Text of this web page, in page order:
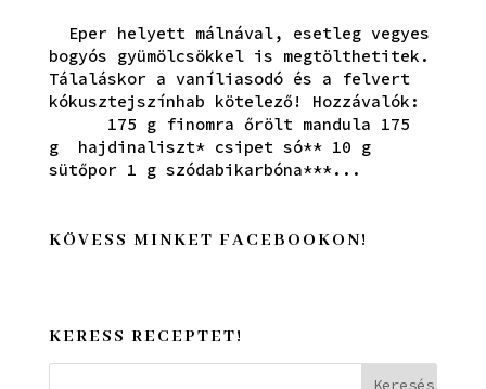
Eper helyett málnával, esetleg vegyes
bogyós gyümölcsökkel is megtölthetitek.
Tálaláskor a vaníliasodó és a felvert
kókusztejszínhab kötelező! Hozzávalók:
175 g finomra őrölt mandula 175
g hajdinaliszt* csipet só** 10 g
sütőpor 1 g szódabikarbóna***...
KÖVESS MINKET FACEBOOKON!
KERESS RECEPTET!